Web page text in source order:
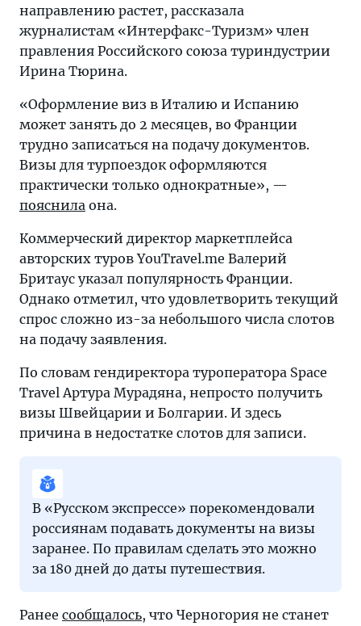
направлению растет, рассказала
журналистам «Интерфакс-Туризм» член
правления Российского союза туриндустрии
Ирина Тюрина.
«Оформление виз в Италию и Испанию
может занять до 2 месяцев, во Франции
трудно записаться на подачу документов.
Визы для турпоездок оформляются
практически только однократные», —
пояснила она.
Коммерческий директор маркетплейса
авторских туров YouTravel.me Валерий
Бритаус указал популярность Франции.
Однако отметил, что удовлетворить текущий
спрос сложно из-за небольшого числа слотов
на подачу заявления.
По словам гендиректора туроператора Space
Travel Артура Мурадяна, непросто получить
визы Швейцарии и Болгарии. И здесь
причина в недостатке слотов для записи.
В «Русском экспрессе» порекомендовали
россиянам подавать документы на визы
заранее. По правилам сделать это можно
за 180 дней до даты путешествия.
Ранее сообщалось, что Черногория не станет